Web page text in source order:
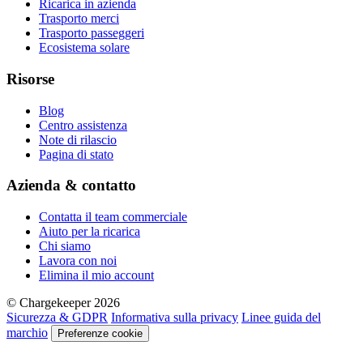
Ricarica in azienda
Trasporto merci
Trasporto passeggeri
Ecosistema solare
Risorse
Blog
Centro assistenza
Note di rilascio
Pagina di stato
Azienda & contatto
Contatta il team commerciale
Aiuto per la ricarica
Chi siamo
Lavora con noi
Elimina il mio account
© Chargekeeper 2026
Sicurezza & GDPR Informativa sulla privacy Linee guida del
marchio
Preferenze cookie